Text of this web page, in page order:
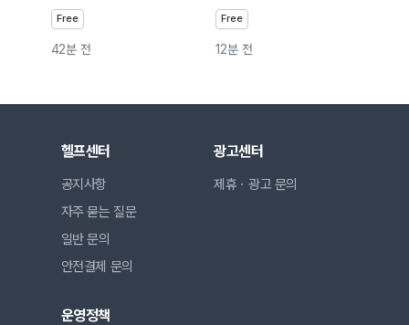
Free
42분 전
Free
12분 전
헬프센터
공지사항
자주 묻는 질문
일반 문의
안전결제 문의
광고센터
제휴ㆍ광고 문의
운영정책